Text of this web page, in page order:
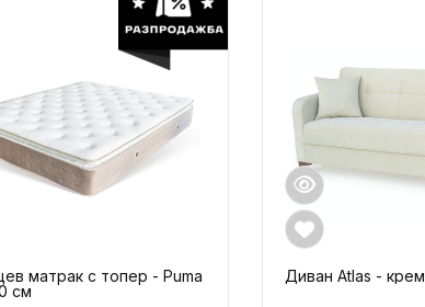
матрак с топер - Puma
см
Диван Atlas - крем